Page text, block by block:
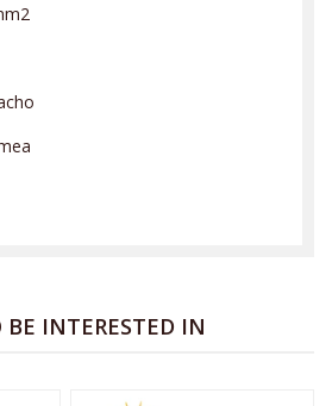
INTERESTED IN